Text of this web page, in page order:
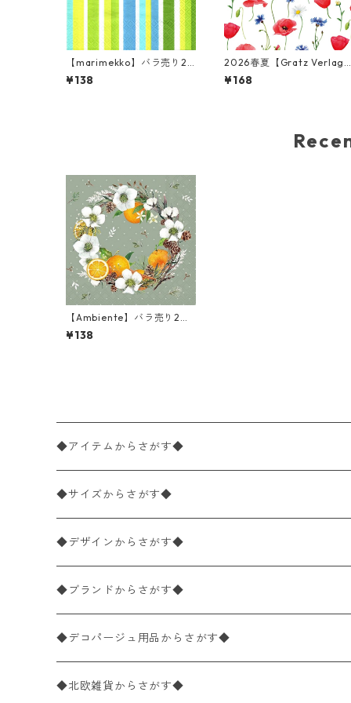
【marimekko】バラ売り2
枚 ランチサイズ ペーパーナ
プキン ONNELLINEN グリー
¥138
2026春夏【Gratz Verlag
バラ売り2枚 カクテルサイ
ペーパーナプキン
¥168
【Ambiente】バラ売り2枚
ランチサイズ ペーパーナプ
キン Helleborus and oran
¥138
◆アイテムからさがす◆
ペーパーナプキン2枚バラ売り
ペーパーナプキン1枚バラ売り
ペーパーナプキン20枚入りパック
ペーパーナプキン10枚入りパック
ライスペーパー
◆サイズからさがす◆
33×33cm（ランチサイズ）
バラ売り
パック売り
25×25cm（カクテルサイズ）
バラ売り
パック売り
40×40cm（ディナーサイズ）
バラ売り
21×21cm（ポケットサイズ）
◆デザインからさがす◆
花柄
植物・グリーン柄
動物・鳥・昆虫・蝶柄
◆ブランドからさがす◆
ドイツ製 IHR/イア
ランチサイズ
ドイツ製 Ambiente/アンビエンテ
◆デコパージュ用品からさがす◆
デコパージュ液
◆北欧雑貨からさがす◆